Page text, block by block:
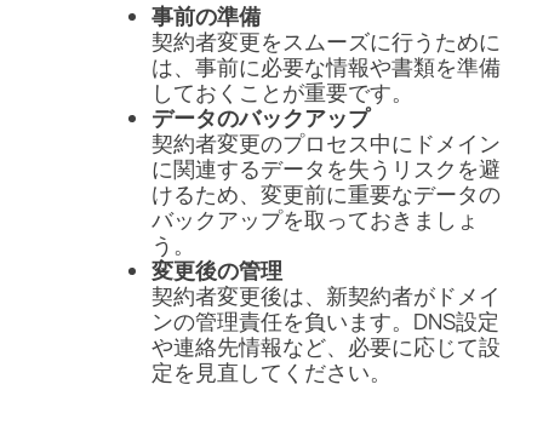
事前の準備
契約者変更をスムーズに行うために
は、事前に必要な情報や書類を準備
しておくことが重要です。
データのバックアップ
契約者変更のプロセス中にドメイン
に関連するデータを失うリスクを避
けるため、変更前に重要なデータの
バックアップを取っておきましょ
う。
変更後の管理
契約者変更後は、新契約者がドメイ
ンの管理責任を負います。DNS設定
や連絡先情報など、必要に応じて設
定を見直してください。